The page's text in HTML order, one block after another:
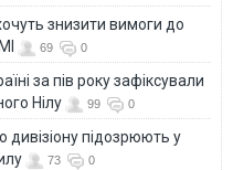
знизити вимоги до
69 0
за пів року зафіксували
Нілу
99 0
дивізіону підозрюють у
73 0